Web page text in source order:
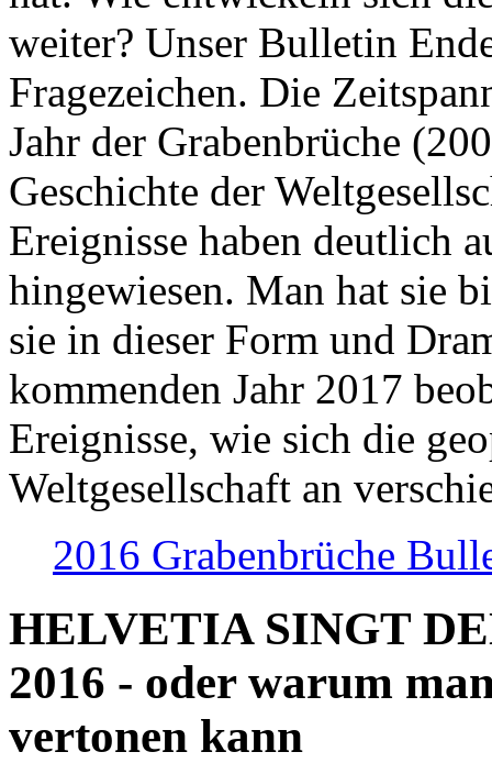
weiter? Unser Bulletin
Fragezeichen. Die
Jahr der Grabenbrüche
Geschichte der
Ereignisse haben deutlich
hingewiesen. Man hat sie
sie in dieser Form und
kommenden Jahr 2017
Ereignisse, wie sich die
Weltgesellschaft an
2016 Grabenbrüche
HELVETIA SINGT
2016 - oder warum
vertonen kann